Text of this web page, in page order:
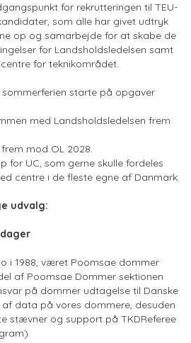
for rekrutteringen til TEU-
som alle har givet udtryk
op og samarbejde for at skabe de
for Landsholdsledelsen samt
for teknikområdet.
starte på opgaver
med Landsholdsledelsen frem
mod OL 2028.
for UC, som gerne skulle fordeles
centre i de fleste egne af Danmark.
udvalg:
i 1988, været Poomsae dommer
af Poomsae Dommer sektionen
på dommer udtagelse til Danske
data på vores dommere, desuden
stævner og support på TKDReferee